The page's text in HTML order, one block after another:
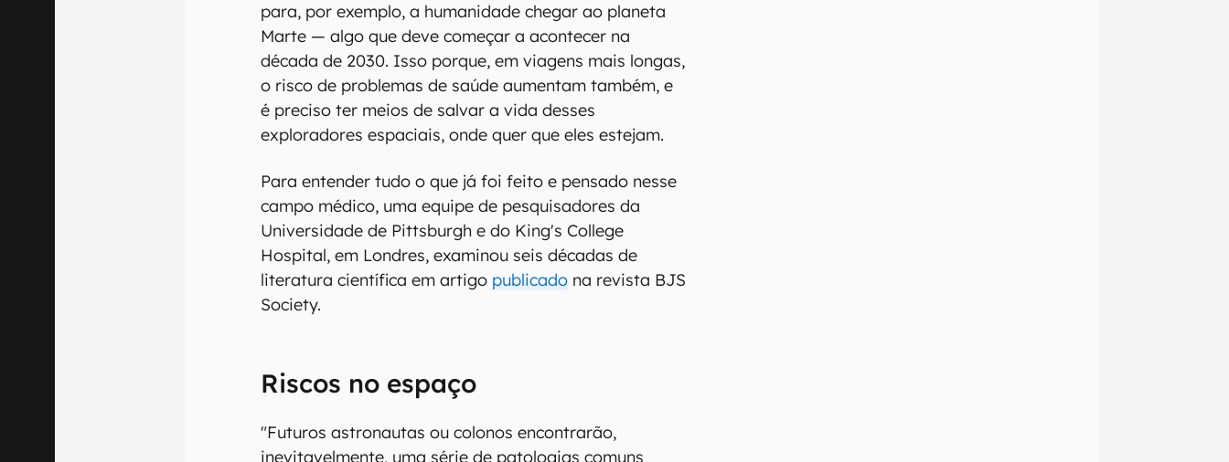
para, por exemplo, a humanidade chegar ao planeta
Marte — algo que deve começar a acontecer na
década de 2030. Isso porque, em viagens mais longas,
o risco de problemas de saúde aumentam também, e
é preciso ter meios de salvar a vida desses
exploradores espaciais, onde quer que eles estejam.
Para entender tudo o que já foi feito e pensado nesse
campo médico, uma equipe de pesquisadores da
Universidade de Pittsburgh e do King's College
Hospital, em Londres, examinou seis décadas de
literatura científica em artigo publicado na revista BJS
Society.
Riscos no espaço
"Futuros astronautas ou colonos encontrarão,
inevitavelmente, uma série de patologias comuns